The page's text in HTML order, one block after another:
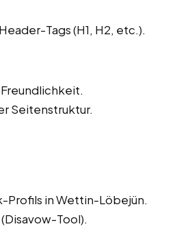
Tags (H1, H2, etc.).
Seitenstruktur.
Profils in Wettin-Löbejün.
Tool).